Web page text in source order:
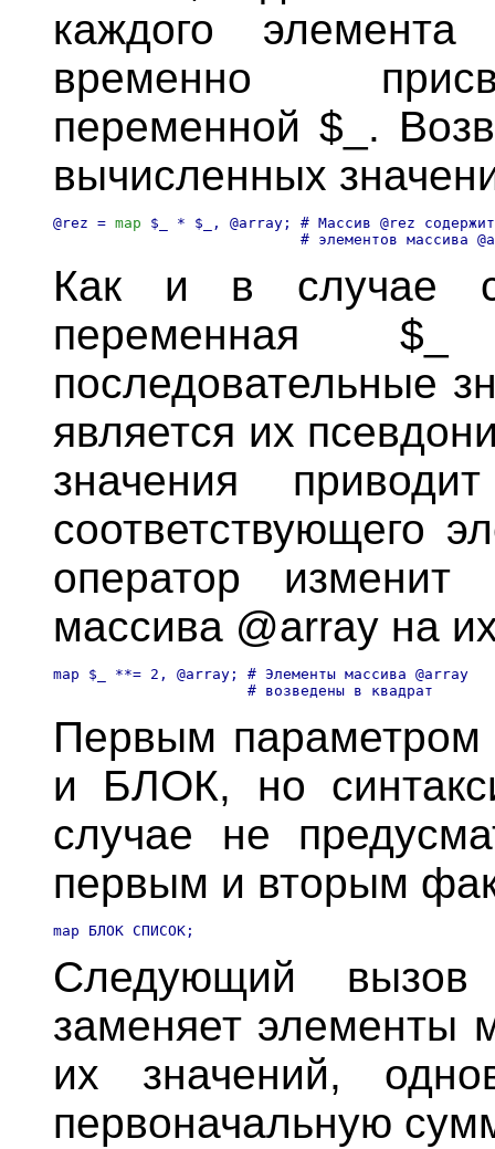
каждого
временно
переменной $_.
вычисленных
@rez = map $_ * $_, @array; # Массив @rez содержит
Как и в случае с
переменная
последовательные
является их
значения
соответствующего
оператор изменит
массива @аrrау на
mар $_ **= 2, @аrrау; # Элементы массива @аrrау
Первым
и БЛОК, но
случае не
первым и вторым
Следующий
заменяет элементы
их значений,
первоначальную